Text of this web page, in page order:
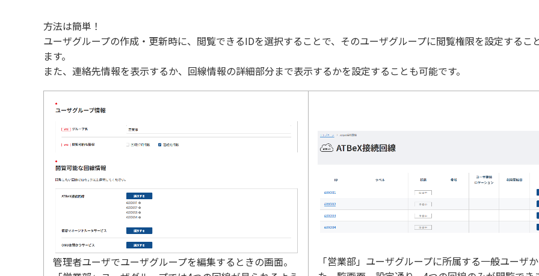
方法は簡単！
ユーザグループの作成・更新時に、閲覧できるIDを選択することで、そのユーザグループに閲覧権限を設定するこ
ます。
また、連絡先情報を表示するか、回線情報の詳細部分まで表示するかを設定することも可能です。
管理者ユーザでユーザグループを編集するときの画面。
「営業部」ユーザグループに所属する一般ユーザ